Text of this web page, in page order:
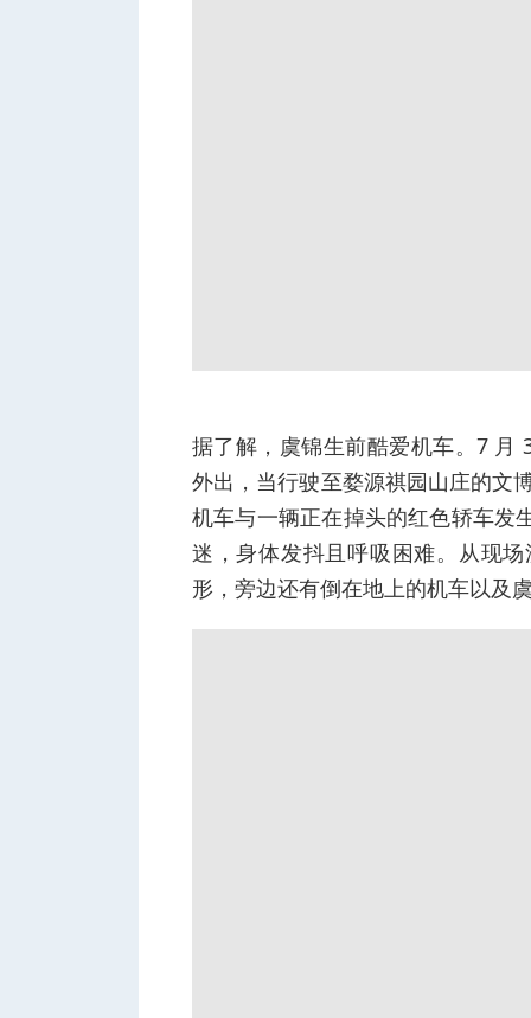
据了解，虞锦生前酷爱机车。7 月
外出，当行驶至婺源祺园山庄的文
机车与一辆正在掉头的红色轿车发
迷，身体发抖且呼吸困难。从现
形，旁边还有倒在地上的机车以及